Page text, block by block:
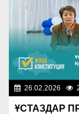
26.02.2026
ҰСТАЗДАР